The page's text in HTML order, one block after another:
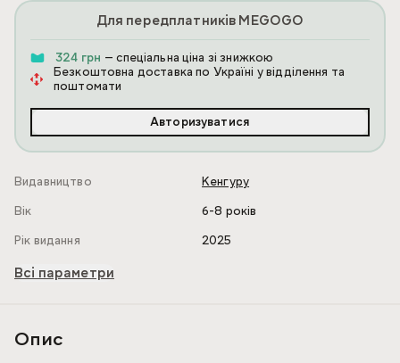
Для передплатників MEGOGO
324 грн — спеціальна ціна зі знижкою
Безкоштовна доставка по Україні у відділення та
поштомати
Авторизуватися
Видавництво
Кенгуру
Вік
6-8 років
Рік видання
2025
Всі параметри
Опис